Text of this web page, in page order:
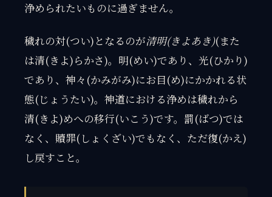
浄められたいものに過ぎません。
穢れの対(つい)となるのが清明(きよあき)(また
は清(きよ)らかさ)。明(めい)であり、光(ひかり)
であり、神々(かみがみ)にお目(め)にかかれる状
態(じょうたい)。神道における浄めは穢れから
清(きよ)めへの移行(いこう)です。罰(ばつ)では
なく、贖罪(しょくざい)でもなく、ただ復(かえ)
し戻すこと。